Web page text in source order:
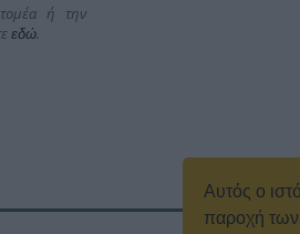
Αυτός ο
παροχή των
τομέα ή την
εδώ